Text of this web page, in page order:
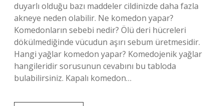
duyarlı olduğu bazı maddeler cildinizde daha fazla
akneye neden olabilir. Ne komedon yapar?
Komedonların sebebi nedir? Ölü deri hücreleri
dökülmediğinde vücudun aşırı sebum üretmesidir.
Hangi yağlar komedon yapar? Komedojenik yağlar
hangileridir sorusunun cevabını bu tabloda
bulabilirsiniz. Kapalı komedon…